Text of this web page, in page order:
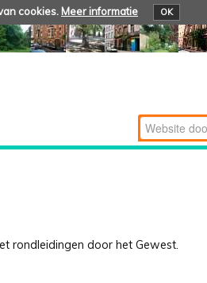
cookies. Meer informatie OK
Zoek
Geavanceerd
rondleidingen door het Gewest.